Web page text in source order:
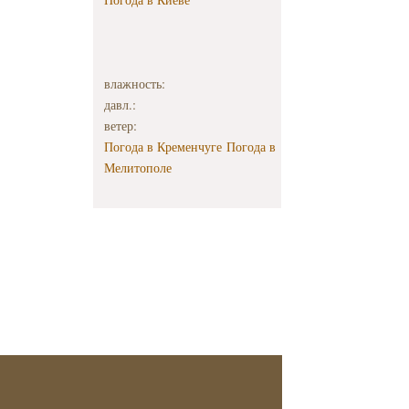
влажность:
давл.:
ветер:
Погода в Кременчуге Погода в
Мелитополе